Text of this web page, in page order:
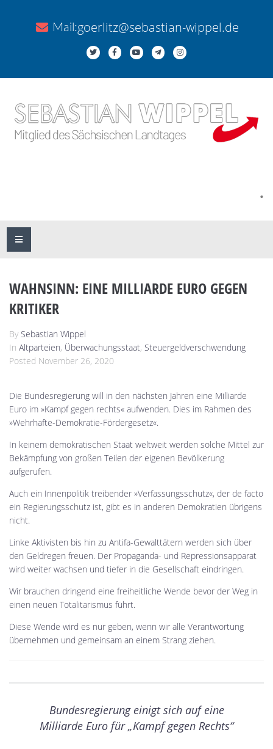
Mail:goerlitz@sebastian-wippel.de
.
WAHNSINN: EINE MILLIARDE EURO GEGEN
KRITIKER
By Sebastian Wippel
In Altparteien, Überwachungsstaat, Steuergeldverschwendung
Posted November 26, 2020
Die Bundesregierung will in den nächsten Jahren eine Milliarde
Euro im »Kampf gegen rechts« aufwenden. Dies im Rahmen des
»Wehrhafte-Demokratie-Fördergesetz«.
In keinem demokratischen Staat weltweit werden solche Mittel zur
Bekämpfung von großen Teilen der eigenen Bevölkerung
aufgerufen.
Auch ein Innenpolitik treibender »Verfassungsschutz«, der de facto
ein Regierungsschutz ist, gibt es in anderen Demokratien übrigens
nicht.
Linke Aktivisten bis hin zu Antifa-Gewalttätern werden sich über
den Geldregen freuen. Der Propaganda- und Repressionsapparat
wird weiter wachsen und tiefer in die Gesellschaft eindringen.
Wir brauchen dringend eine freiheitliche Wende bevor der Weg in
einen neuen Totalitarismus führt.
Diese Wende wird es nur geben, wenn wir alle Verantwortung
übernehmen und gemeinsam an einem Strang ziehen.
Bundesregierung einigt sich auf eine
Milliarde Euro für „Kampf gegen Rechts“